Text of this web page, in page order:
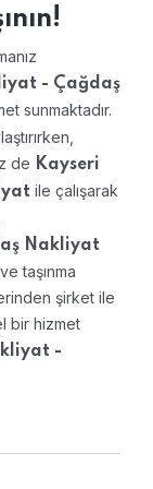
- Çağdaş
sunmaktadır.
de Kayseri
ile çalışarak
Nakliyat
taşınma
şirket ile
bir hizmet
-